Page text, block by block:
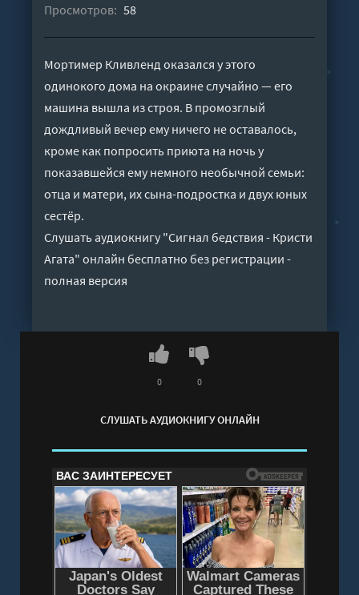
Просмотров: 58
Мортимер Кливленд оказался у этого
одинокого дома на окраине случайно — его
машина вышла из строя. В промозглый
дождливый вечер ему ничего не оставалось,
кроме как попросить приюта на ночь у
показавшейся ему немного необычной семьи:
отца и матери, их сына-подростка и двух юных
сестёр.
Слушать аудиокнигу "Сигнал бедствия - Кристи
Агата" онлайн бесплатно без регистрации -
полная версия
СЛУШАТЬ АУДИОКНИГУ ОНЛАЙН
0 0